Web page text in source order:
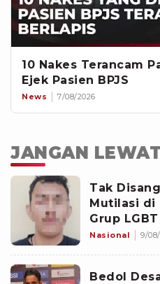
10 Nakes Terancam
Ejek Pasien BPJS
News 7/08/2026
JANGAN
Tak
Mutilasi di
Grup
WhatsApp
Nasional 9/
Bedol